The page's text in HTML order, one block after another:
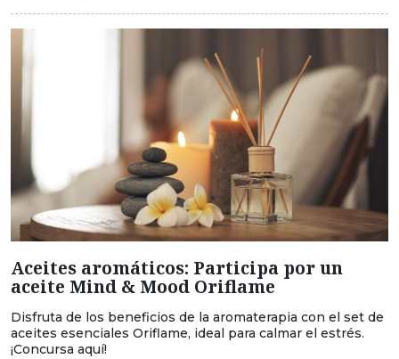
Aceites aromáticos: Participa por un
aceite Mind & Mood Oriflame
Disfruta de los beneficios de la aromaterapia con el set de
aceites esenciales Oriflame, ideal para calmar el estrés.
¡Concursa aquí!